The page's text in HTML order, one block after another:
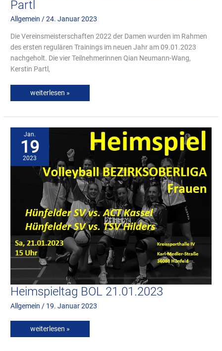
Partl
Allgemein /24. Januar 2023
Die Vereinsmeisterschaften 2022 der Damen wurden im Rahmen
des ersten regulären Trainings im neuen Jahr am 09.01.2023
nachgeholt. Die vier Teilnehmerinnen Qian Neumann-Wang,
Kerstin Partl,
weiterlesen »
Jan.
19
2023
Heimspieltag BOL 21.01.2023
Allgemein / 19. Januar 2023
Heimspieltag
BOL
21.01.2023
weiterlesen »